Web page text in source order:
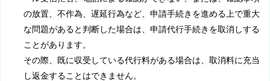
の放置、不作為、遅延行為など、申請手続きを進める上で重大
な問題があると判断した場合は、申請代行手続きを取消しする
ことがあります。
その際、既に収受している代行料がある場合は、取消料に充当
し返金することはできません。